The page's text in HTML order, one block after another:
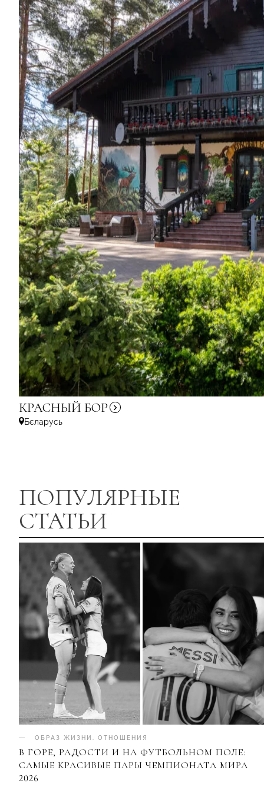
КРАСНЫЙ БОР
Бєларусь
ПОПУЛЯРНЫЕ
СТАТЬИ
ОБРАЗ ЖИЗНИ ОТНОШЕНИЯ
В ГОРЕ, РАДОСТИ И НА ФУТБОЛЬНОМ ПОЛЕ:
САМЫЕ КРАСИВЫЕ ПАРЫ ЧЕМПИОНАТА МИРА
2026